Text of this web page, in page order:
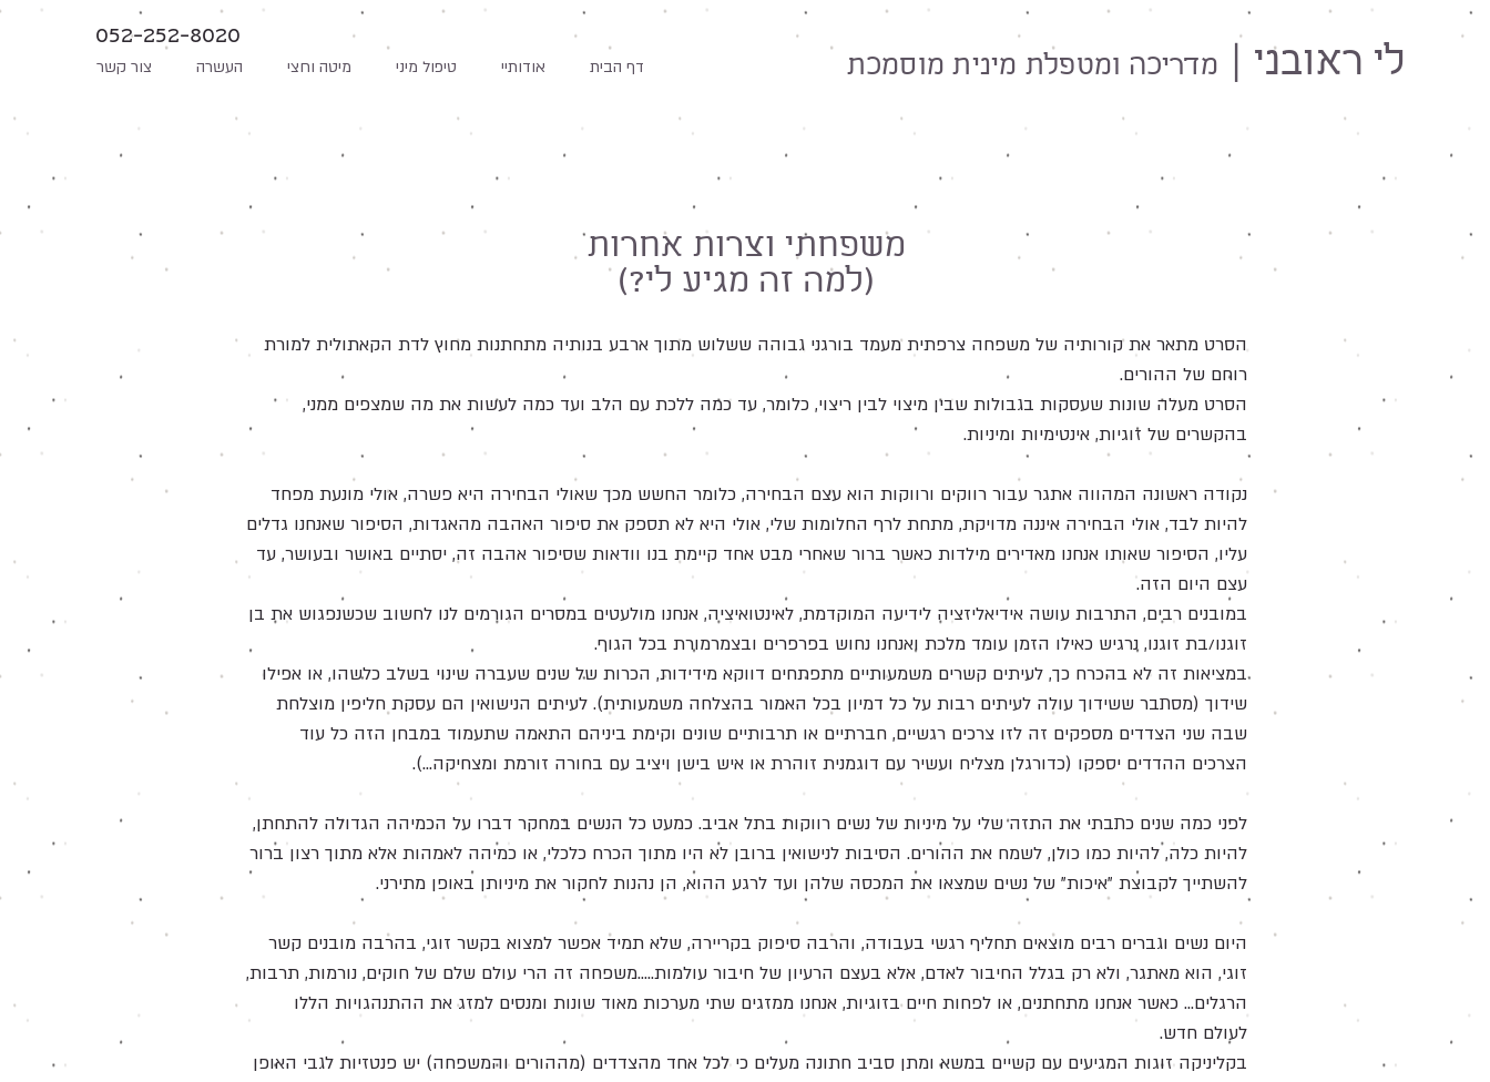
דף הבית אודותיי טיפול מיני מיטה וחצי העשרה צור קשר
052-252-8020
לי ראובני | מדריכה ומטפלת מינית מוסמכת
משפחתי וצרות אחרות
(למה זה מגיע לי?)
הסרט מתאר את קורותיה של משפחה צרפתית מעמד בורגני גבוהה ששלוש מתוך ארבע בנותיה מתחתנות מחוץ לדת הקאתולית למורת
רוחם של ההורים.
הסרט מעלה שונות שעסקות בגבולות שבין מיצוי לבין ריצוי, כלומר, עד כמה ללכת עם הלב ועד כמה לעשות את מה שמצפים ממני,
בהקשרים של זוגיות, אינטימיות ומיניות.
נקודה ראשונה המהווה אתגר עבור רווקים ורווקות הוא עצם הבחירה, כלומר החשש מכך שאולי הבחירה היא פשרה, אולי מונעת מפחד
להיות לבד, אולי הבחירה איננה מדויקת, מתחת לרף החלומות שלי, אולי היא לא תספק את סיפור האהבה מהאגדות, הסיפור שאנחנו גדלים
עליו, הסיפור שאותו אנחנו מאדירים מילדות כאשר ברור שאחרי מבט אחד קיימת בנו וודאות שסיפור אהבה זה, יסתיים באושר ובעושר, עד
עצם היום הזה.
במובנים רבים, התרבות עושה אידיאליזציה לידיעה המוקדמת, לאינטואיציה, אנחנו מולעטים במסרים הגורמים לנו לחשוב שכשנפגוש את בן
זוגנו/בת זוגנו, נרגיש כאילו הזמן עומד מלכת ואנחנו נחוש בפרפרים ובצמרמורת בכל הגוף.
במציאות זה לא בהכרח כך, לעיתים קשרים משמעותיים מתפתחים דווקא מידידות, הכרות של שנים שעברה שינוי בשלב כלשהו, או אפילו
שידוך (מסתבר ששידוך עולה לעיתים רבות על כל דמיון בכל האמור בהצלחה משמעותית). לעיתים הנישואין הם עסקת חליפין מוצלחת
שבה שני הצדדים מספקים זה לזו צרכים רגשיים, חברתיים או תרבותיים שונים וקימת ביניהם התאמה שתעמוד במבחן הזה כל עוד
הצרכים ההדדים יספקו (כדורגלן מצליח ועשיר עם דוגמנית זוהרת או איש בישן ויציב עם בחורה זורמת ומצחיקה...).
לפני כמה שנים כתבתי את התזה שלי על מיניות של נשים רווקות בתל אביב. כמעט כל הנשים במחקר דברו על הכמיהה הגדולה להתחתן,
להיות כלה, להיות כמו כולן, לשמח את ההורים. הסיבות לנישואין ברובן לא היו מתוך הכרח כלכלי, או כמיהה לאמהות אלא מתוך רצון ברור
להשתייך לקבוצת "איכות" של נשים שמצאו את המכסה שלהן ועד לרגע ההוא, הן נהנות לחקור את מיניותן באופן מתירני.
היום נשים וגברים רבים מוצאים תחליף רגשי בעבודה, והרבה סיפוק בקריירה, שלא תמיד אפשר למצוא בקשר זוגי, בהרבה מובנים קשר
זוגי, הוא מאתגר, ולא רק בגלל החיבור לאדם, אלא בעצם הרעיון של חיבור עולמות.....משפחה זה הרי עולם שלם של חוקים, נורמות, תרבות,
הרגלים... כאשר אנחנו מתחתנים, או לפחות חיים בזוגיות, אנחנו ממזגים שתי מערכות מאוד שונות ומנסים למזג את ההתנהגויות הללו
לעולם חדש.
בקליניקה זוגות המגיעים עם קשיים במשא ומתן סביב חתונה מעלים כי לכל אחד מהצדדים (מההורים והמשפחה) יש פנטזיות לגבי האופן